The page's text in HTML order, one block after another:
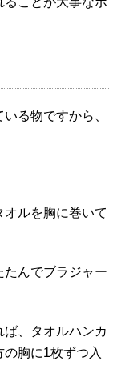
る物ですから、
ルを胸に巻いて
んでブラジャー
、タオルハンカ
胸に1枚ずつ入